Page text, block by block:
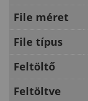
File méret
File típus
Feltöltő
Feltöltve